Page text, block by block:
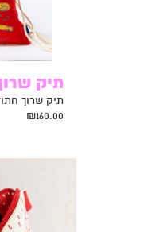
תיק
תיק שרוך
₪160.00